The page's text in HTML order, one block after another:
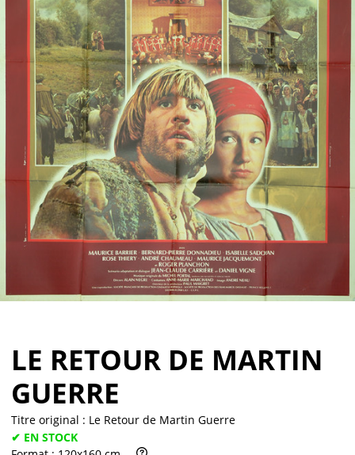
Vendre
LE RETOUR DE MARTIN
GUERRE
Titre original : Le Retour de Martin Guerre
✔ EN STOCK